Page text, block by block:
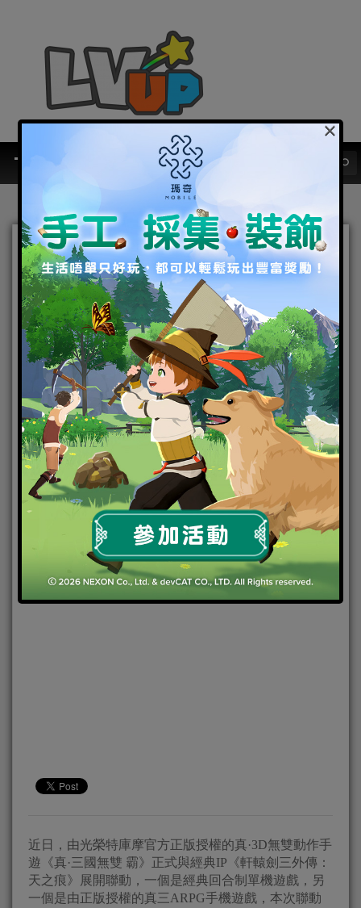
赤貫劃破時空 劍指真三國無
雙 《真·三國無雙 霸》與
《軒轅劍三外傳：天之痕》
正式展開聯動特別企劃！
2022-05-16 |Android,IOS,手機遊戲,焦點新聞
近日，由光榮特庫摩官方正版授權的真·3D無雙動作手
遊《真·三國無雙 霸》正式與經典IP《軒轅劍三外傳：
天之痕》展開聯動，一個是經典回合制單機遊戲，另
一個是由正版授權的真三ARPG手機遊戲，本次聯動
×